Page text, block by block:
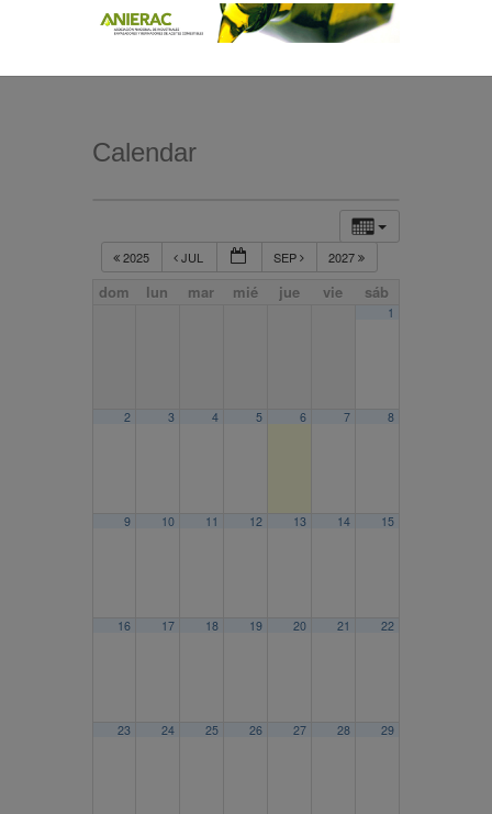
Calendar
2025 JUL SEP 2027
dom lun mar mié jue vie sáb
1
2 3 4 5 6 7 8
9 10 11 12 13 14 15
16 17 18 19 20 21 22
23 24 25 26 27 28 29